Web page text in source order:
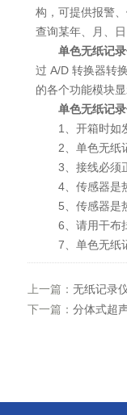
构，可提供报警
查询某年、月、
单色无纸记
过 A/D 转换器转
的各个功能模块
单色无纸记
1、开箱时如发
2、单色无纸记
3、接线必须
4、传感器是热
5、传感器是热
6、请用干布拭
7、单色无纸记
上一篇： 无纸记录
下一篇： 分体式超